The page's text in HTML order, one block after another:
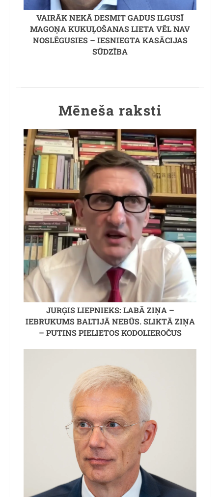
VAIRĀK NEKĀ DESMIT GADUS ILGUSĪ
MAGOŅA KUKUĻOŠANAS LIETA VĒL NAV
NOSLĒGUSIES – IESNIEGTA KASĀCIJAS
SŪDZĪBA
Mēneša raksti
JURĢIS LIEPNIEKS: LABĀ ZIŅA –
IEBRUKUMS BALTIJĀ NEBŪS. SLIKTĀ ZIŅA
– PUTINS PIELIETOS KODOLIEROČUS